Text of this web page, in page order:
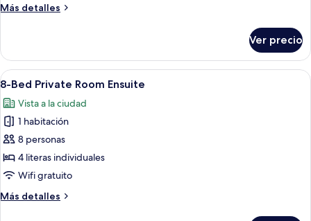
Bed
Room
Ensuite
Más detalles
Más
in
6-
Bed
Dormitory
Room
Ensuite
Ver precio
Abrir
todas
las
fotos
de
8-
Bed
Room
Camas literas con estructura
6
8-Bed Private Room Ensuite
Vista a la ciudad
1 habitación
8 personas
4 literas individuales
Wifi gratuito
Más detalles
Más